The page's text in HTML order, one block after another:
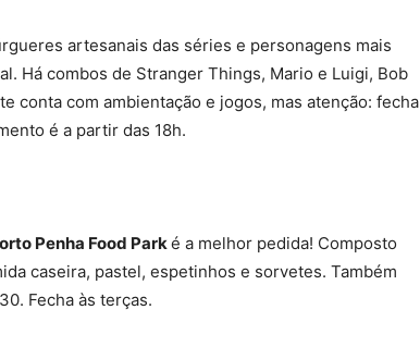
artesanais das séries e personagens mais
Há combos de Stranger Things, Mario e Luigi, Bob
conta com ambientação e jogos, mas atenção: fecha
é a partir das 18h.
Penha Food Parké a melhor pedida! Composto
caseira, pastel, espetinhos e sorvetes. Também
Fecha às terças.